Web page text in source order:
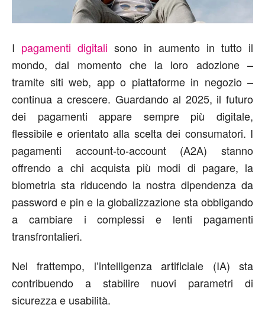
I pagamenti digitali sono in aumento in tutto il
mondo, dal momento che la loro adozione –
tramite siti web, app o piattaforme in negozio –
continua a crescere. Guardando al 2025, il futuro
dei pagamenti appare sempre più digitale,
flessibile e orientato alla scelta dei consumatori. I
pagamenti account-to-account (A2A) stanno
offrendo a chi acquista più modi di pagare, la
biometria sta riducendo la nostra dipendenza da
password e pin e la globalizzazione sta obbligando
a cambiare i complessi e lenti pagamenti
transfrontalieri.
Nel frattempo, l’intelligenza artificiale (IA) sta
contribuendo a stabilire nuovi parametri di
sicurezza e usabilità.